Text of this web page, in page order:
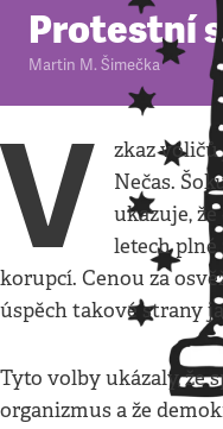
Protestní
Martin M. Šimečka
V
zkaz voličů
Nečas.
ukazuje,
letech
korupcí. Cenou za
úspěch takové strany
Tyto volby ukázaly, že
organizmus a že